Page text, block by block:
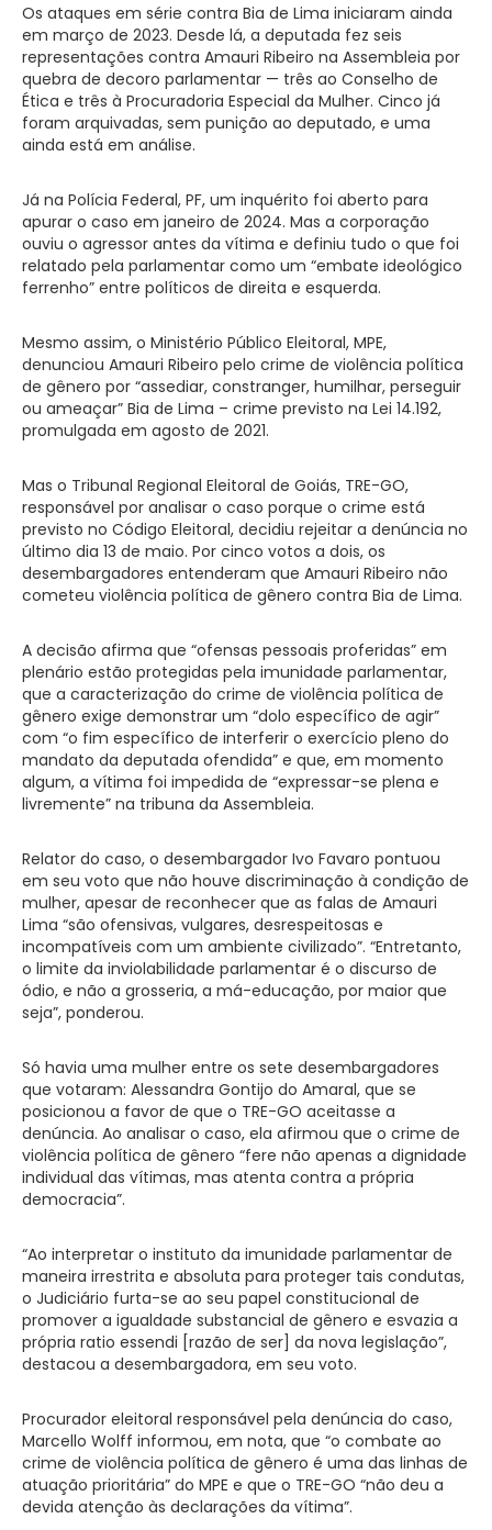
Os ataques em série contra Bia de Lima iniciaram ainda
em março de 2023. Desde lá, a deputada fez seis
representações contra Amauri Ribeiro na Assembleia por
quebra de decoro parlamentar — três ao Conselho de
Ética e três à Procuradoria Especial da Mulher. Cinco já
foram arquivadas, sem punição ao deputado, e uma
ainda está em análise.
Já na Polícia Federal, PF, um inquérito foi aberto para
apurar o caso em janeiro de 2024. Mas a corporação
ouviu o agressor antes da vítima e definiu tudo o que foi
relatado pela parlamentar como um “embate ideológico
ferrenho” entre políticos de direita e esquerda.
Mesmo assim, o Ministério Público Eleitoral, MPE,
denunciou Amauri Ribeiro pelo crime de violência política
de gênero por “assediar, constranger, humilhar, perseguir
ou ameaçar” Bia de Lima – crime previsto na Lei 14.192,
promulgada em agosto de 2021.
Mas o Tribunal Regional Eleitoral de Goiás, TRE-GO,
responsável por analisar o caso porque o crime está
previsto no Código Eleitoral, decidiu rejeitar a denúncia no
último dia 13 de maio. Por cinco votos a dois, os
desembargadores entenderam que Amauri Ribeiro não
cometeu violência política de gênero contra Bia de Lima.
A decisão afirma que “ofensas pessoais proferidas” em
plenário estão protegidas pela imunidade parlamentar,
que a caracterização do crime de violência política de
gênero exige demonstrar um “dolo específico de agir”
com “o fim específico de interferir o exercício pleno do
mandato da deputada ofendida” e que, em momento
algum, a vítima foi impedida de “expressar-se plena e
livremente” na tribuna da Assembleia.
Relator do caso, o desembargador Ivo Favaro pontuou
em seu voto que não houve discriminação à condição de
mulher, apesar de reconhecer que as falas de Amauri
Lima “são ofensivas, vulgares, desrespeitosas e
incompatíveis com um ambiente civilizado”. “Entretanto,
o limite da inviolabilidade parlamentar é o discurso de
ódio, e não a grosseria, a má-educação, por maior que
seja”, ponderou.
Só havia uma mulher entre os sete desembargadores
que votaram: Alessandra Gontijo do Amaral, que se
posicionou a favor de que o TRE-GO aceitasse a
denúncia. Ao analisar o caso, ela afirmou que o crime de
violência política de gênero “fere não apenas a dignidade
individual das vítimas, mas atenta contra a própria
democracia”.
“Ao interpretar o instituto da imunidade parlamentar de
maneira irrestrita e absoluta para proteger tais condutas,
o Judiciário furta-se ao seu papel constitucional de
promover a igualdade substancial de gênero e esvazia a
própria ratio essendi [razão de ser] da nova legislação”,
destacou a desembargadora, em seu voto.
Procurador eleitoral responsável pela denúncia do caso,
Marcello Wolff informou, em nota, que “o combate ao
crime de violência política de gênero é uma das linhas de
atuação prioritária” do MPE e que o TRE-GO “não deu a
devida atenção às declarações da vítima”.